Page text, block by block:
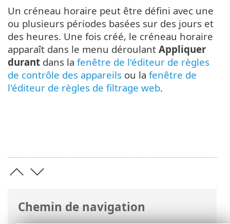
Chemin de navigation
Un créneau horaire peut être défini avec une
ou plusieurs périodes basées sur des jours et
des heures. Une fois créé, le créneau horaire
apparaît dans le menu déroulant Appliquer
durant dans la fenêtre de l'éditeur de règles
de contrôle des appareils ou la fenêtre de
l'éditeur de règles de filtrage web.